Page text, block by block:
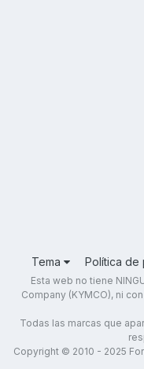
Tema Política de
Esta web no tiene
Company (KYMCO), ni
Todas las marcas que
Copyright © 2010 - 2025